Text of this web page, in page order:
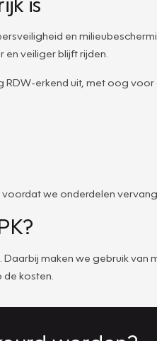
en
veiliger blijft rijden.
erkend uit, met oog
we onderdelen
maken we gebruik
kosten.